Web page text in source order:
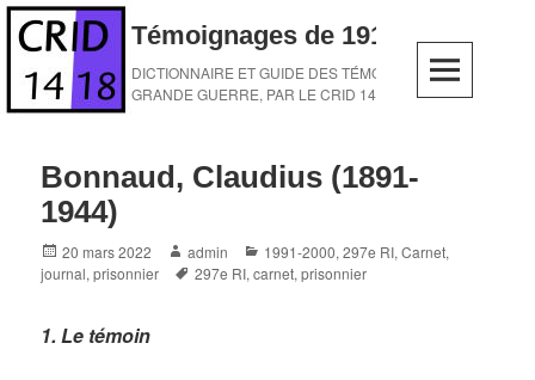
Skip
content
Témoignages de 1914-1918
DICTIONNAIRE ET GUIDE DES TÉMOINS DE LA
GRANDE GUERRE, PAR LE CRID 14-18
Bonnaud, Claudius (1891-
1944)
Posted
on
20 mars 2022 Author
admin Categories
1991-2000,297e RI,Carnet,
journal,prisonnier Tags
297e RI,carnet,prisonnier
1. Le témoin